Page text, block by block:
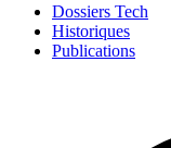
Dossiers Tech
Historiques
Publications